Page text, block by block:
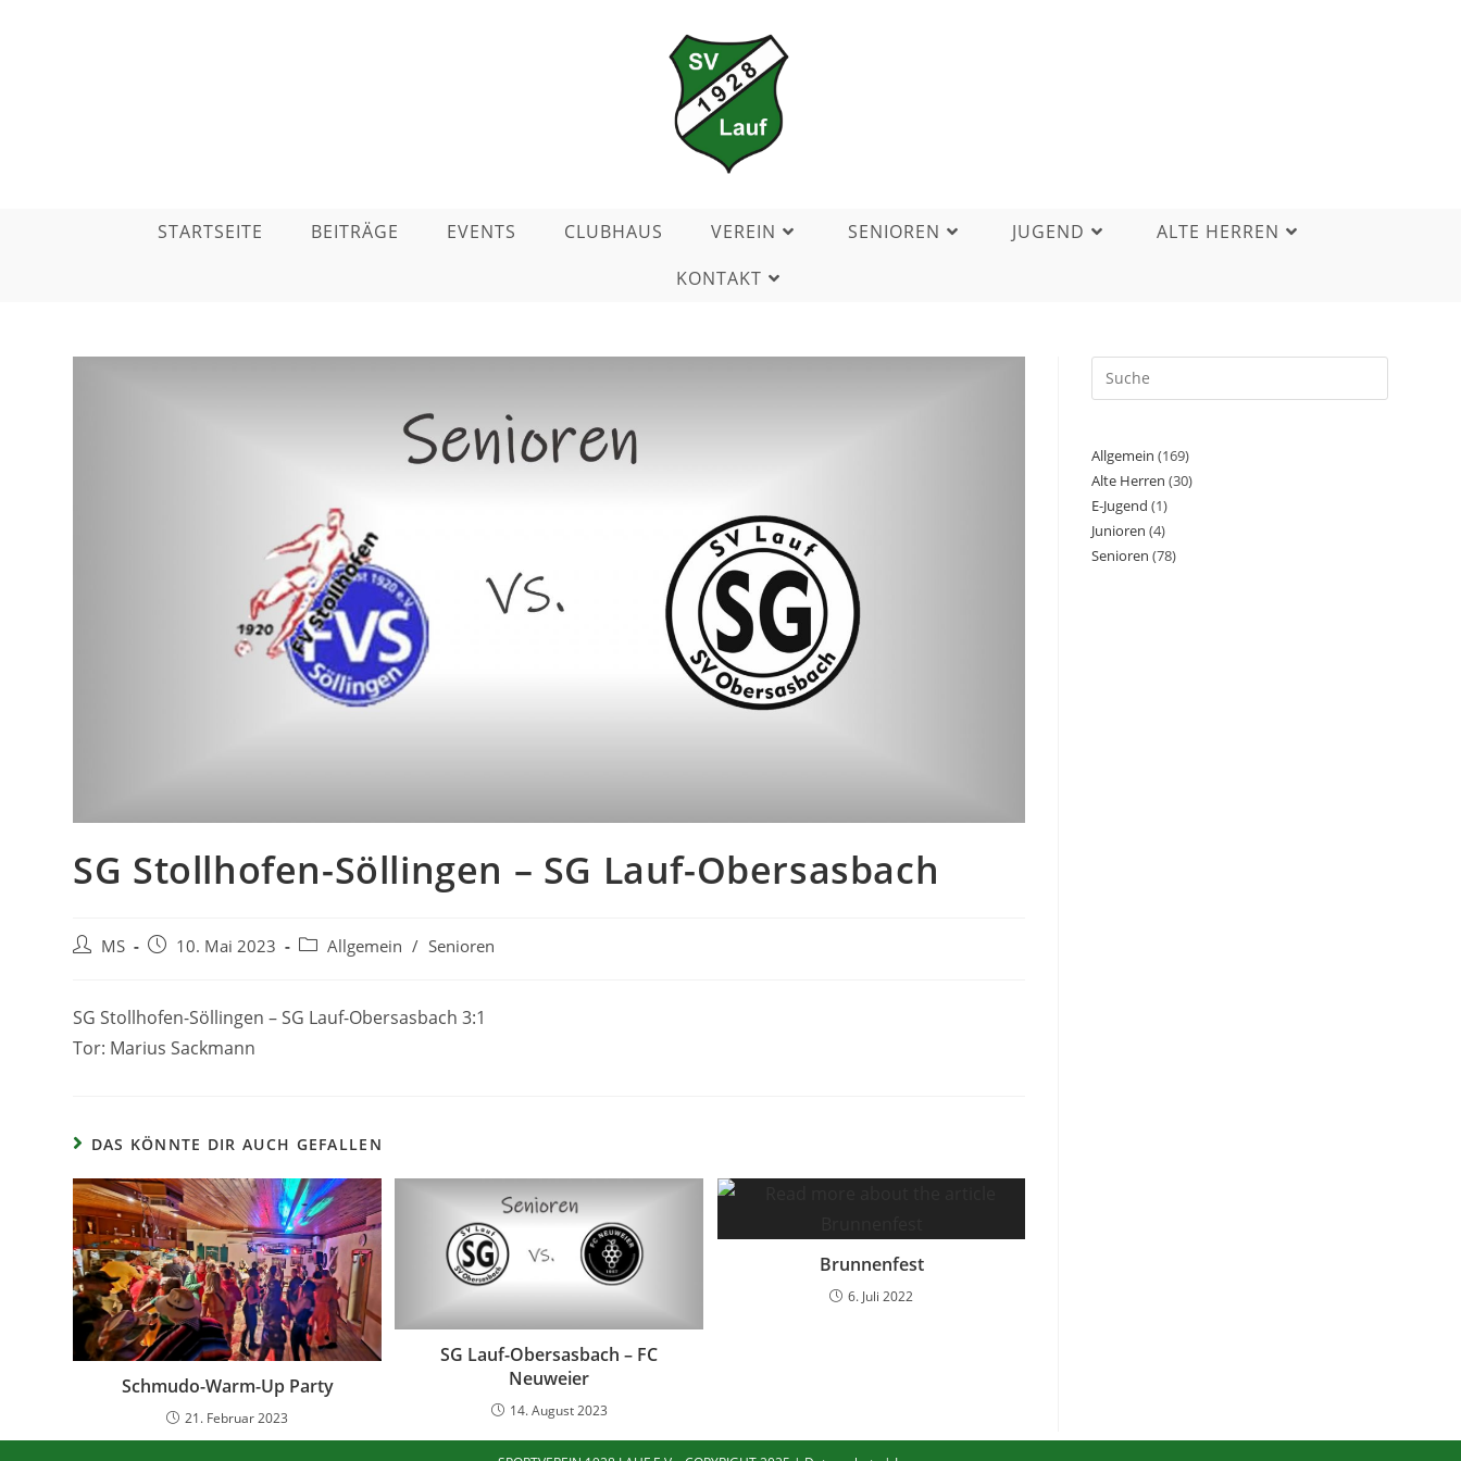
STARTSEITE BEITRÄGE EVENTS CLUBHAUS VEREIN SENIOREN JUGEND
ALTE HERREN
KONTAKT
SG Stollhofen-Söllingen – SG Lauf-Obersasbach
MS 10. Mai 2023 Allgemein / Senioren
SG Stollhofen-Söllingen – SG Lauf-Obersasbach 3:1
Tor: Marius Sackmann
DAS KÖNNTE DIR AUCH GEFALLEN
Schmudo-Warm-Up Party
21. Februar 2023
SG Lauf-Obersasbach – FC
Neuweier
14. August 2023
Brunnenfest
6. Juli 2022
Allgemein (169)
Alte Herren (30)
E-Jugend (1)
Junioren (4)
Senioren (78)